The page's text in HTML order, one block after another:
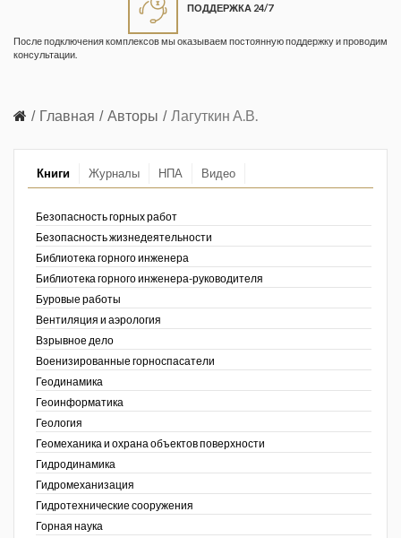
ПОДДЕРЖКА 24/7
После подключения комплексов мы оказываем постоянную поддержку и проводим
консультации.
Главная Авторы Лагуткин А.В.
Книги Журналы НПА Видео
Безопасность горных работ
Безопасность жизнедеятельности
Библиотека горного инженера
Библиотека горного инженера-руководителя
Буровые работы
Вентиляция и аэрология
Взрывное дело
Военизированные горноспасатели
Геодинамика
Геоинформатика
Геология
Геомеханика и охрана объектов поверхности
Гидродинамика
Гидромеханизация
Гидротехнические сооружения
Горная наука
безопасность»
Информационный бюллетень
атомному надзору
Маркшейдерия и недропользование
Медицина катастроф
Минеральные ресурсы России
Нефтегазовые технологии
Нефтегазовая вертикаль
Разведка и охрана недр